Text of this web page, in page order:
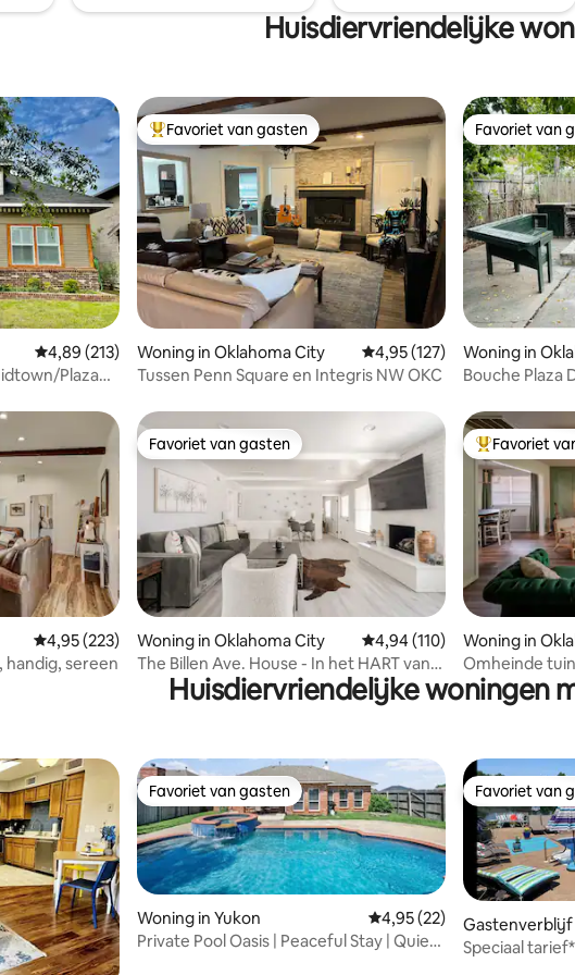
twee
Huisdiervriendelijke
Gemiddelde beoordeling van 4,89 op 5, 213 recensies
4,89 (213)
Plaza
Topfavoriet van gasten
Favoriet van gasten
Woning in Oklahoma City Gemiddelde beoordeling
4,95 (127)
Tussen Penn Square en Integris NW OKC
Favoriet van
Favoriet van
Woning in
Bouche Plaza
Gemiddelde beoordeling van 4,95 op 5, 223 recensies
4,95 (223)
handig, sereen
Favoriet van gasten
Favoriet van gasten
Woning in Oklahoma City Gemiddelde beoordeling
4,94 (110)
The Billen Ave. House - In het HART van
OKC!
Topfavoriet
Favoriet
Woning in
Omheinde
van de eeuw,
Huisdiervriendelijke woningen
Favoriet van gasten
Favoriet van gasten
Woning in Yukon Gemiddelde beoordeling
4,95 (22)
Private Pool Oasis | Peaceful Stay | Quiet
Favoriet van
Favoriet van
Gastenverblijf
Oklahoma City
Speciaal